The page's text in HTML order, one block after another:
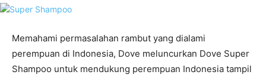
Memahami permasalahan rambut yang dialami
perempuan di Indonesia, Dove meluncurkan Dove Super
Shampoo untuk mendukung perempuan Indonesia tampil